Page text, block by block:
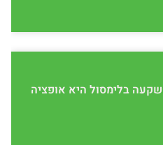
בלימסול היא אופציה